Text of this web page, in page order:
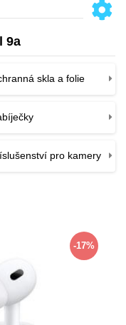
9a
skla a folie
pro kamery
-17%